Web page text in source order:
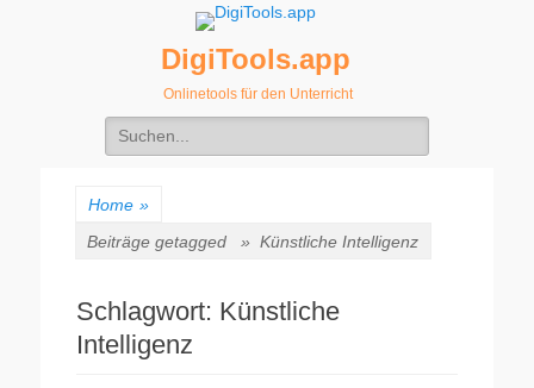
DigiTools.app
Onlinetools für den Unterricht
Suche
nach:
Home »
Beiträge getagged » Künstliche Intelligenz
Schlagwort: Künstliche
Intelligenz